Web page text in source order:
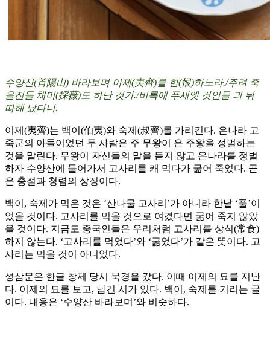
수양산(首陽山) 바라보며 이제(夷齊)를 한(恨)하노라./주려 죽
을진들 채미(採薇)도 하난 것가./비록애 푸새엣 것인들 긔 뉘
따헤 났다니.
이제(夷齊)는 백이(伯夷)와 숙제(叔齊)를 가리킨다. 은나라 고
죽군의 아들이었던 두 사람은 주 무왕이 은 주왕을 정벌하는
것을 말린다. 무왕이 자신들의 말을 듣지 않고 은나라를 정벌
하자 수양산에 들어가서 고사리를 캐 먹다가 굶어 죽었다. 곧
은 충절과 청렴의 상징이다.
백이, 숙제가 먹은 것은 ‘산나물 고사리’가 아니라 한낱 ‘풀’이
었을 것이다. 고사리를 먹을 것으로 여겼다면 굶어 죽지 않았
을 것이다. 지금도 중국인들은 우리처럼 고사리를 상식(常食)
하지 않는다. ‘고사리를 먹었다’와 ‘굶었다’가 같은 뜻이다. 고
사리는 먹을 것이 아니었다.
성삼문은 한글 창제 당시 북경을 갔다. 이때 이제의 묘를 지난
다. 이제의 묘를 보고, 남긴 시가 있다. 백이, 숙제를 기리는 글
이다. 내용은 ‘수양산 바라보며’와 비슷하다.